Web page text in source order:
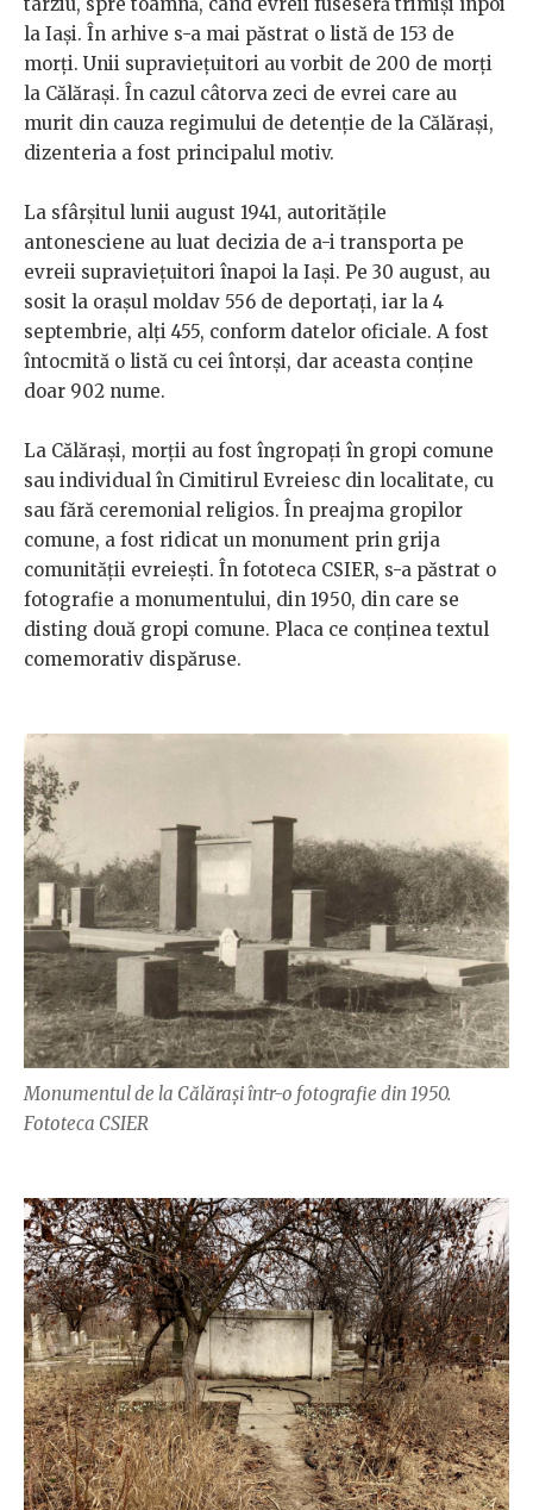
la Iași. În arhive s-a mai păstrat o listă de 153 de
morți. Unii supraviețuitori au vorbit de 200 de morți
la Călărași. În cazul câtorva zeci de evrei care au
murit din cauza regimului de detenție de la Călărași,
dizenteria a fost principalul motiv.
La sfârșitul lunii august 1941, autoritățile
antonesciene au luat decizia de a-i transporta pe
evreii supraviețuitori înapoi la Iași. Pe 30 august, au
sosit la orașul moldav 556 de deportați, iar la 4
septembrie, alți 455, conform datelor oficiale. A fost
întocmită o listă cu cei întorși, dar aceasta conține
doar 902 nume.
La Călărași, morții au fost îngropați în gropi comune
sau individual în Cimitirul Evreiesc din localitate, cu
sau fără ceremonial religios. În preajma gropilor
comune, a fost ridicat un monument prin grija
comunității evreiești. În fototeca CSIER, s-a păstrat o
fotografie a monumentului, din 1950, din care se
disting două gropi comune. Placa ce conținea textul
comemorativ dispăruse.
Monumentul de la Călărași într-o fotografie din 1950.
Fototeca CSIER